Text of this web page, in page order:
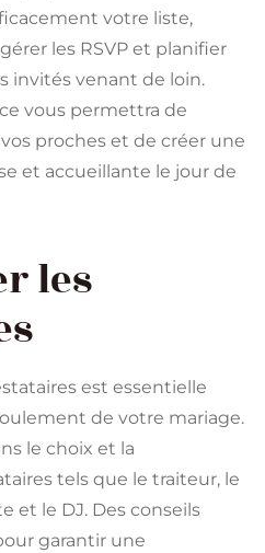
votre liste,
les RSVP et planifier
invités venant de loin.
vous permettra de
proches et de créer une
et accueillante le jour de
les
est essentielle
de votre mariage.
le choix et la
tels que le traiteur, le
et le DJ. Des conseils
garantir une